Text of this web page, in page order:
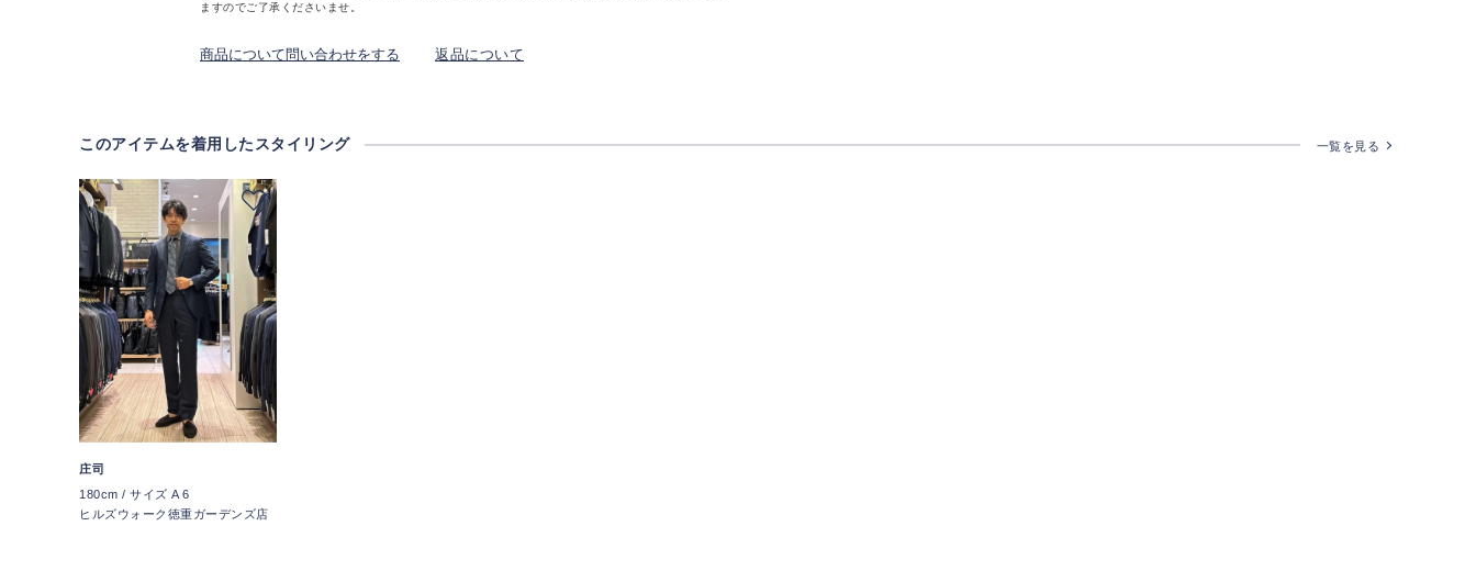
ますのでご了承くださいませ。
商品について問い合わせをする 返品について
このアイテムを着用したスタイリング 一覧を見る
庄司
180cm / サイズ A 6
ヒルズウォーク徳重ガーデンズ店